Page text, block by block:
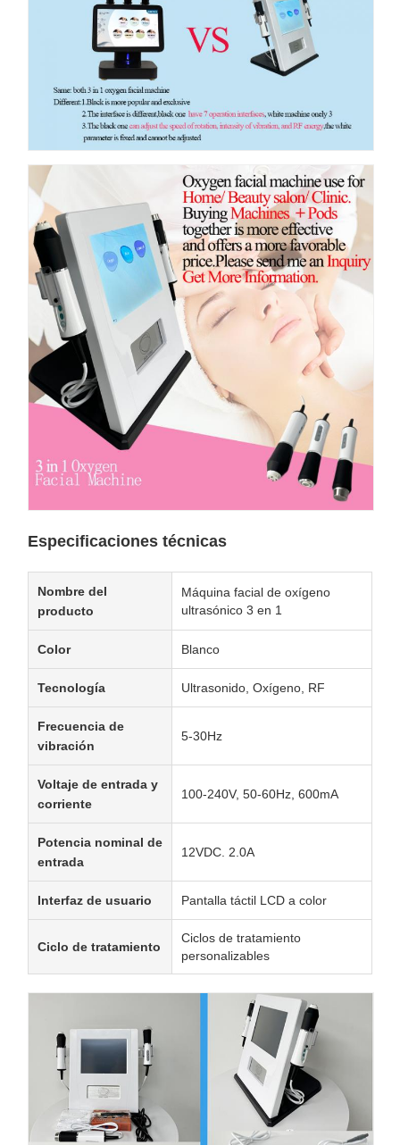
Especificaciones técnicas
Nombre del
producto
Máquina facial de oxígeno
ultrasónico 3 en 1
Color Blanco
Tecnología Ultrasonido, Oxígeno, RF
Frecuencia de
vibración
5-30Hz
Voltaje de entrada y
corriente
100-240V, 50-60Hz, 600mA
Potencia nominal de
entrada
12VDC. 2.0A
Interfaz de usuario Pantalla táctil LCD a color
Ciclo de tratamiento
Ciclos de tratamiento
personalizables